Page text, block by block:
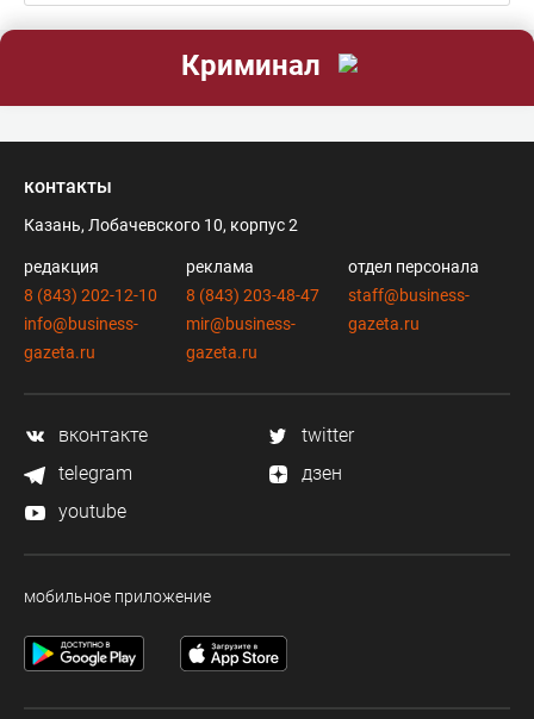
Криминал
контакты
Казань, Лобачевского 10, корпус 2
редакция
8 (843) 202-12-10
info@business-
gazeta.ru
реклама
8 (843) 203-48-47
mir@business-
gazeta.ru
отдел персонала
staff@business-
gazeta.ru
вконтакте
twitter
telegram
дзен
youtube
мобильное приложение